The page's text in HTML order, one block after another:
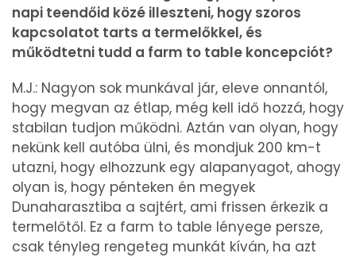
napi teendőid közé illeszteni, hogy szoros
kapcsolatot tarts a termelőkkel, és
működtetni tudd a farm to table koncepciót?
M.J.: Nagyon sok munkával jár, eleve onnantól,
hogy megvan az étlap, még kell idő hozzá, hogy
stabilan tudjon működni. Aztán van olyan, hogy
nekünk kell autóba ülni, és mondjuk 200 km-t
utazni, hogy elhozzunk egy alapanyagot, ahogy
olyan is, hogy pénteken én megyek
Dunaharasztiba a sajtért, ami frissen érkezik a
termelőtől. Ez a farm to table lényege persze,
csak tényleg rengeteg munkát kíván, ha azt